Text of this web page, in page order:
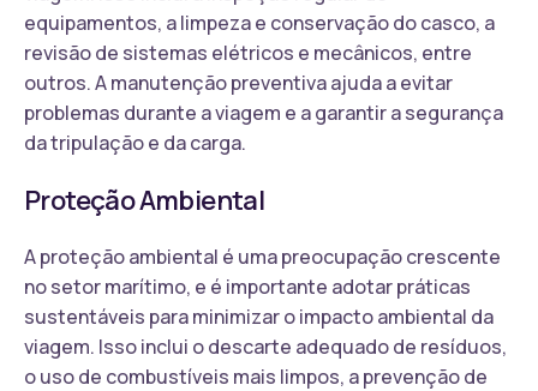
equipamentos, a limpeza e conservação do casco, a
revisão de sistemas elétricos e mecânicos, entre
outros. A manutenção preventiva ajuda a evitar
problemas durante a viagem e a garantir a segurança
da tripulação e da carga.
Proteção Ambiental
A proteção ambiental é uma preocupação crescente
no setor marítimo, e é importante adotar práticas
sustentáveis para minimizar o impacto ambiental da
viagem. Isso inclui o descarte adequado de resíduos,
o uso de combustíveis mais limpos, a prevenção de